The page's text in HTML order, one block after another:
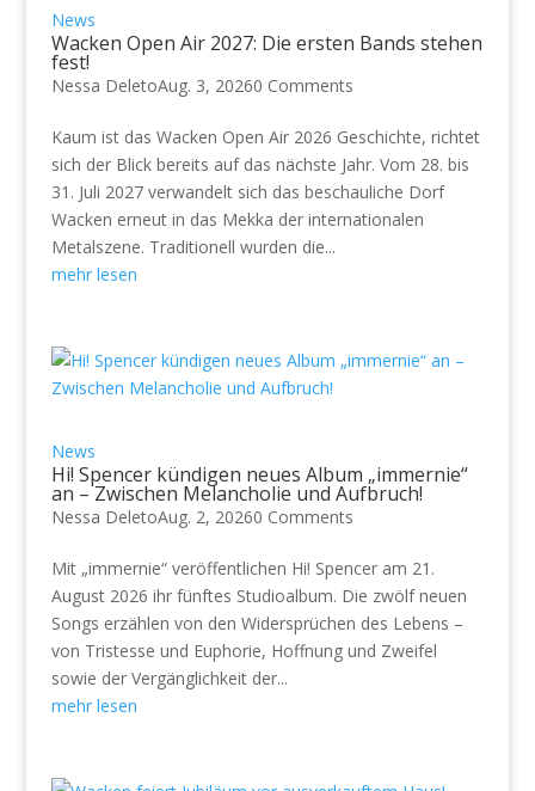
News
Wacken Open Air 2027: Die ersten Bands stehen
fest!
Nessa DeletoAug. 3, 20260 Comments
Kaum ist das Wacken Open Air 2026 Geschichte, richtet
sich der Blick bereits auf das nächste Jahr. Vom 28. bis
31. Juli 2027 verwandelt sich das beschauliche Dorf
Wacken erneut in das Mekka der internationalen
Metalszene. Traditionell wurden die...
mehr lesen
News
Hi! Spencer kündigen neues Album „immernie“
an – Zwischen Melancholie und Aufbruch!
Nessa DeletoAug. 2, 20260 Comments
Mit „immernie“ veröffentlichen Hi! Spencer am 21.
August 2026 ihr fünftes Studioalbum. Die zwölf neuen
Songs erzählen von den Widersprüchen des Lebens –
von Tristesse und Euphorie, Hoffnung und Zweifel
sowie der Vergänglichkeit der...
mehr lesen